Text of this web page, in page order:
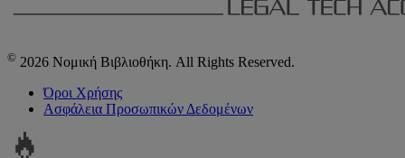
© 2026 Νομική Βιβλιοθήκη. All Rights Reserved.
Όροι Χρήσης
Ασφάλεια Προσωπικών Δεδομένων